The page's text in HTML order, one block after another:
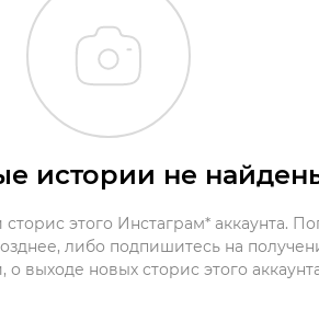
истории не
этого Инстаграм* аккаунта.
либо подпишитесь на
выходе новых сторис этого